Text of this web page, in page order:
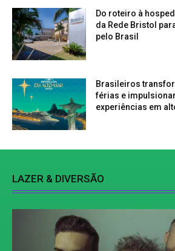
Do roteiro à
da Rede Bristol
pelo Brasil
Brasileiros
férias e
experiências em
LAZER & DIVERSÃO